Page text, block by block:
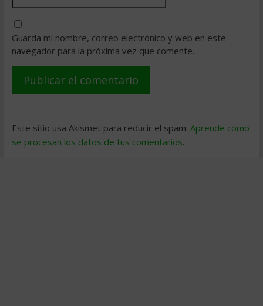
Guarda mi nombre, correo electrónico y web en este
navegador para la próxima vez que comente.
Este sitio usa Akismet para reducir el spam. Aprende cómo
se procesan los datos de tus comentarios.